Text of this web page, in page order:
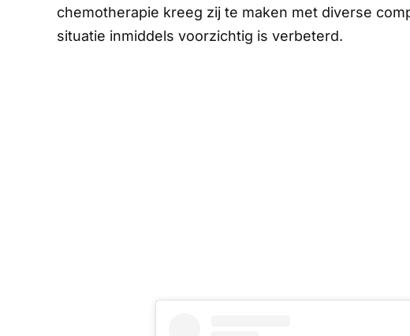
chemotherapie kreeg zij te maken met diverse
situatie inmiddels voorzichtig is verbeterd.